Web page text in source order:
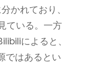
かれており、
ている。一方
によると、
ではあるとい